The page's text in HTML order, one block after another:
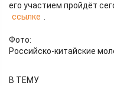
его участием пройдёт
ссылке .
Фото:
Российско-китайские
В ТЕМУ